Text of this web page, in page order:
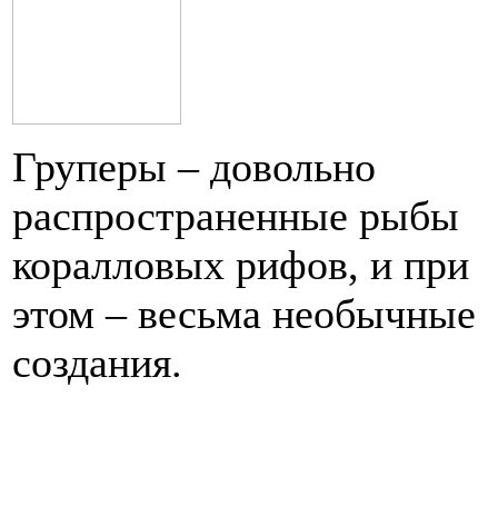
Груперы – довольно
распространенные рыбы
коралловых рифов, и при
этом – весьма необычные
создания.